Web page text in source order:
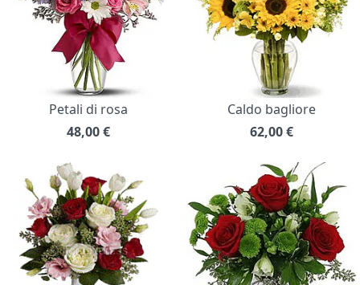
Petali di rosa
48,00€
Caldo bagliore
62,00€